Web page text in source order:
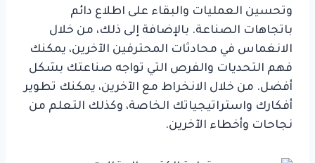
وتحسين العمليات والبقاء على اطلاع دائم
باتجاهات الصناعة. بالإضافة إلى ذلك، من خلال
الانغماس في محادثات المحترفين الآخرين، يمكنك
فهم التحديات والفرص التي تواجه صناعتك بشكل
أفضل. من خلال الانخراط مع الآخرين، يمكنك تطوير
أفكارك واستراتيجياتك الخاصة، وكذلك التعلم من
نجاحات وأخطاء الآخرين.